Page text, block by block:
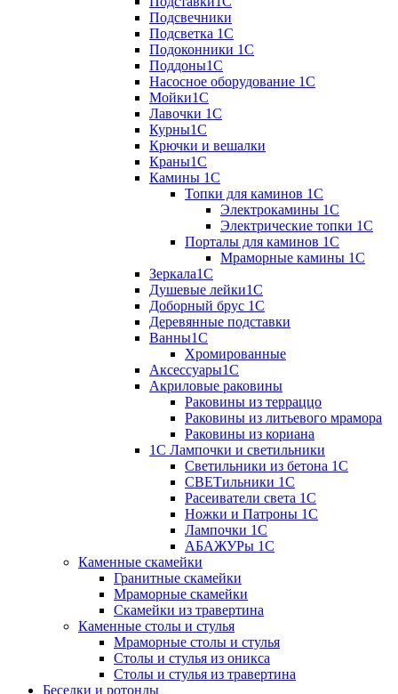
Подсвечники
Подсветка 1С
Подоконники 1С
Поддоны1С
Насосное оборудование 1С
Мойки1С
Лавочки 1С
Курны1С
Крючки и вешалки
Краны1С
Камины 1C
Топки для каминов 1C
Электрокамины 1С
Электрические топки 1C
Порталы для каминов 1С
Мраморные камины 1C
Зеркала1С
Душевые лейки1С
Доборный брус 1С
Деревянные подставки
Ванны1С
Хромированные
Аксессуары1С
Акриловые раковины
Раковины из терраццо
Раковины из литьевого мрамора
Раковины из кориана
1С Лампочки и светильники
Светильники из бетона 1С
СВЕТильники 1С
Расеиватели света 1С
Ножки и Патроны 1С
Лампочки 1С
АБАЖУРы 1С
Каменные скамейки
Гранитные скамейки
Мраморные скамейки
Скамейки из травертина
Каменные столы и стулья
Мраморные столы и стулья
Столы и стулья из оникса
Столы и стулья из травертина
Беседки и ротонды